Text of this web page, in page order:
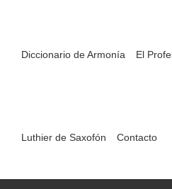
Diccionario de Armonía El
Luthier de Saxofón Contacto